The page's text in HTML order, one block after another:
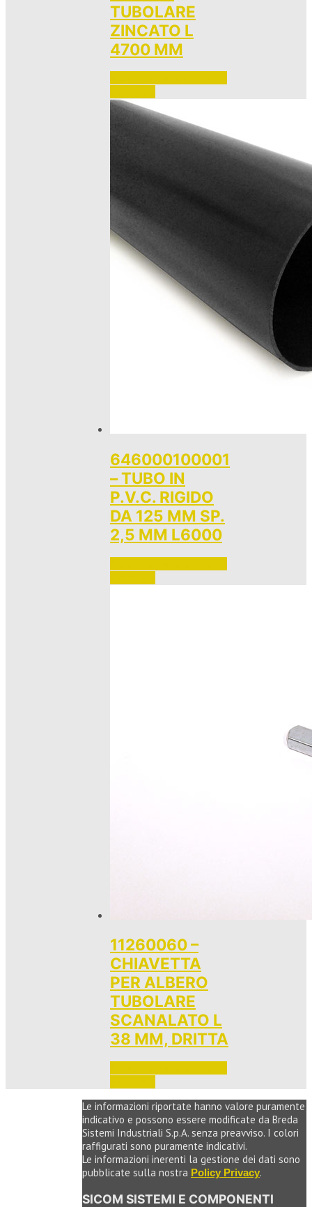
TUBOLARE
ZINCATO L
4700 MM
646000100001
– TUBO IN
P.V.C. RIGIDO
DA 125 MM SP.
2,5 MM L6000
11260060 –
CHIAVETTA
PER ALBERO
TUBOLARE
SCANALATO L
38 MM, DRITTA
Le informazioni riportate hanno valore puramente
indicativo e possono essere modificate da Breda
Sistemi Industriali S.p.A. senza preavviso. I colori
raffigurati sono puramente indicativi.
Le informazioni inerenti la gestione dei dati sono
pubblicate sulla nostra Policy Privacy.
SICOM SISTEMI E COMPONENTI